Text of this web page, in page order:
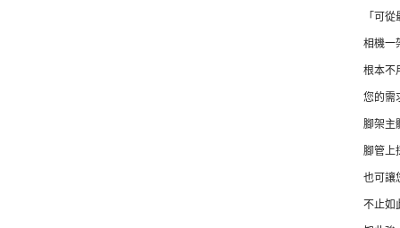
「可
相機一
根本不
您的需
腳架主
腳管上
也可讓
不止如